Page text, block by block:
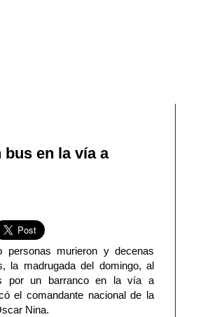
en la vía a
personas murieron y decenas
la madrugada del domingo, al
por un barranco en la vía a
el comandante nacional de la
Nina.